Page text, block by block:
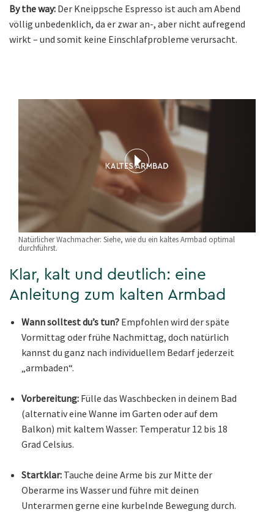
By the way: Der Kneippsche Espresso ist auch am Abend
völlig unbedenklich, da er zwar an-, aber nicht aufregend
wirkt – und somit keine Einschlafprobleme verursacht.
Natürlicher Wachmacher: Siehe, wie du ein kaltes Armbad optimal
durchführst.
Klar, kalt und deutlich: eine
Anleitung zum kalten Armbad
Wann solltest du’s tun? Empfohlen wird der späte
Vormittag oder frühe Nachmittag, doch natürlich
kannst du ganz nach individuellem Bedarf jederzeit
„armbaden“.
Vorbereitung: Fülle das Waschbecken in deinem Bad
(alternativ eine Wanne im Garten oder auf dem
Balkon) mit kaltem Wasser: Temperatur 12 bis 18
Grad Celsius.
Startklar: Tauche deine Arme bis zur Mitte der
Oberarme ins Wasser und führe mit deinen
Unterarmen gerne eine kurbelnde Bewegung durch.